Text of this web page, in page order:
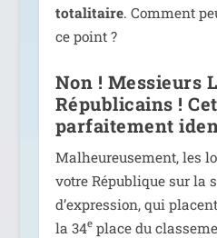
tota­li­taire. Comment
ce point ?
Non ! Messieurs
Républicains !
parfaitement
Malheureusement, les
votre République sur la
d’ex­pres­sion, qui
la 34eplace du